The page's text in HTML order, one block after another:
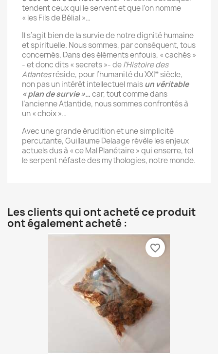
tendent ceux qui le servent et que l’on nomme
« les Fils de Bélial »…
Il s’agit bien de la survie de notre dignité humaine
et spirituelle. Nous sommes, par conséquent, tous
concernés. Dans des éléments enfouis, « cachés »
- et donc dits « secrets »- del’Histoire des
Atlantesréside, pour l’humanité du XXIe siècle,
non pas un intérêt intellectuel maisun véritable
« plan de survie »…car, tout comme dans
l’ancienne Atlantide, nous sommes confrontés à
un « choix »…
Avec une grande érudition et une simplicité
percutante, Guillaume Delaage révèle les enjeux
actuels dus à « ce Mal Planétaire » qui enserre, tel
le serpent néfaste des mythologies, notre monde.
Les clients qui ont acheté ce produit
ont également acheté :
favorite_border